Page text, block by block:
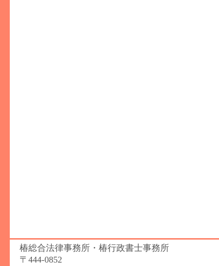
椿総合法律事務所・椿行政書士事務所
〒444-0852